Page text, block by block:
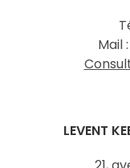
Mail :
LEVENT